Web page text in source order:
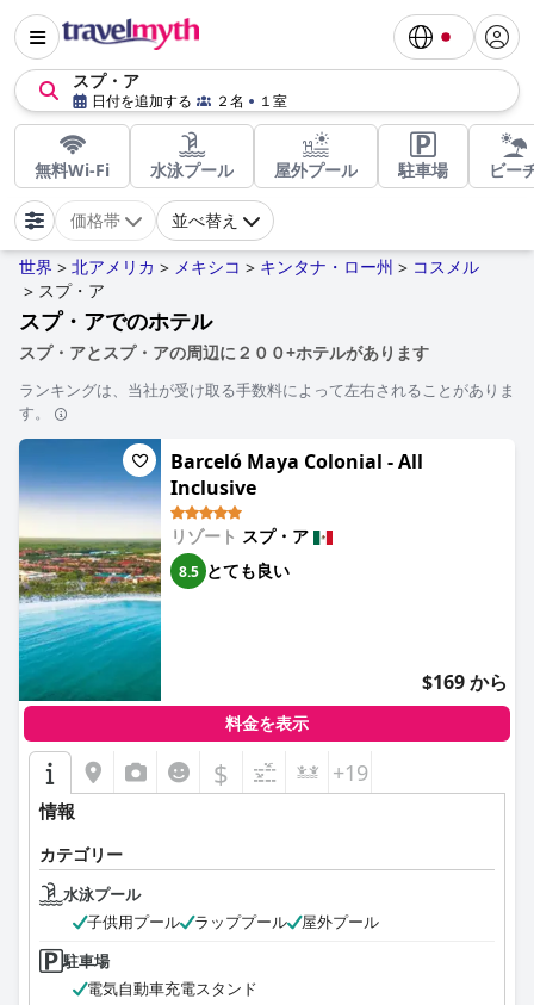
スプ・ア
日付を追加する ２名 １室
無料Wi-Fi 水泳プール 屋外プール 駐車場 ビー
価格帯 並べ替え
世界 > 北アメリカ > メキシコ > キンタナ・ロー州 > コスメル
> スプ・ア
スプ・アでのホテル
スプ・アとスプ・アの周辺に２００+ホテルがあります
ランキングは、当社が受け取る手数料によって左右されることがありま
す。
Barceló Maya Colonial - All
Inclusive
リゾート スプ・ア
8.5 とても良い
$169 から
料金を表示
$ +19
情報
カテゴリー
水泳プール
子供用プール
ラッププール
屋外プール
駐車場
電気自動車充電スタンド